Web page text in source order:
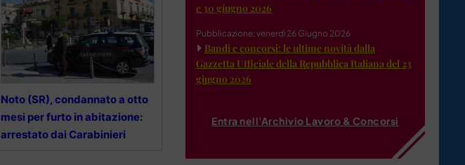
Noto (SR), condannato a otto
mesi per furto in abitazione:
arrestato dai Carabinieri
e 30 giugno 2026
Pubblicazione: venerdì 26 Giugno 2026
Bandi e concorsi: le ultime novità dalla
Gazzetta Ufficiale della Repubblica Italiana del 23
giugno 2026
Entra nell'Archivio Lavoro & Concorsi